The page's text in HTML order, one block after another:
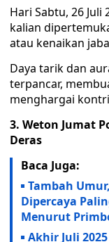
Hari Sabtu, 26
kalian
atau kenaikan
Daya tarik dan
terpancar,
menghargai
3. Weton Jumat
Deras
Baca Juga:
Tambah
Dipercaya
Menurut
Akhir Juli